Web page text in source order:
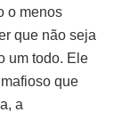
o menos
que não seja
um todo. Ele
que
a